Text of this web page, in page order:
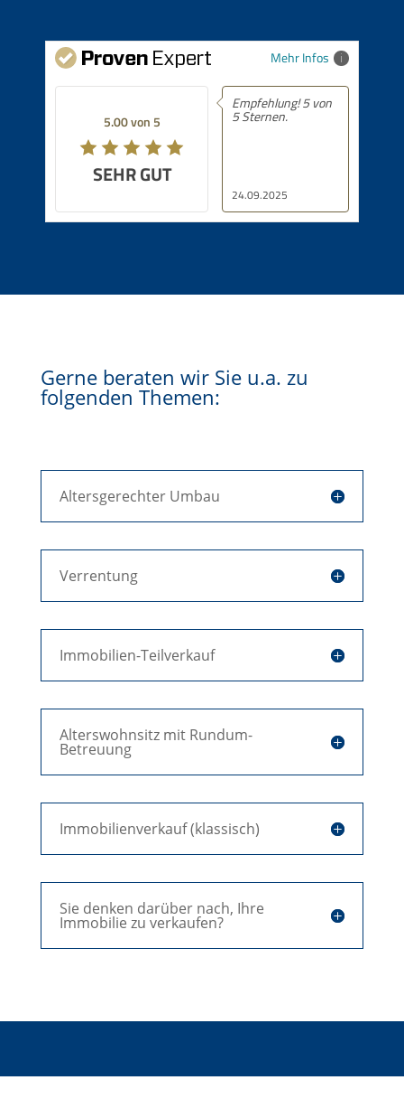
Mehr Infos
5.00 von 5
SEHR GUT
24.09.2025
Empfehlung! 5 von
5 Sternen.
Gerne beraten wir Sie u.a. zu
folgenden Themen:
Altersgerechter Umbau
Verrentung
Immobilien-Teilverkauf
Alterswohnsitz mit Rundum-
Betreuung
Immobilienverkauf (klassisch)
Sie denken darüber nach, Ihre
Immobilie zu verkaufen?